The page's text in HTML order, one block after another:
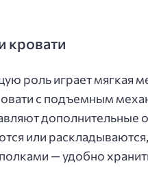
кровати
роль играет мягкая
с подъемным
дополнительные
или
— удобно